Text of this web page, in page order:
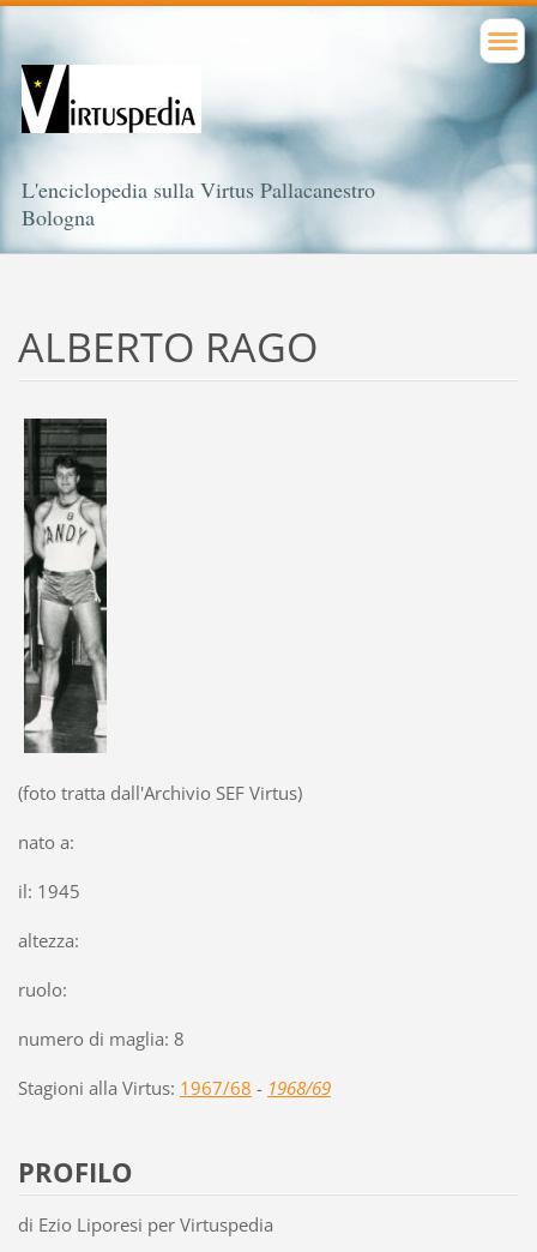
L'enciclopedia sulla Virtus Pallacanestro
Bologna
ALBERTO RAGO
(foto tratta dall'Archivio SEF Virtus)
nato a:
il: 1945
altezza:
ruolo:
numero di maglia: 8
Stagioni alla Virtus: 1967/68 - 1968/69
PROFILO
di Ezio Liporesi per Virtuspedia